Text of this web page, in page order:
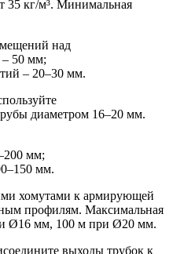
35 кг/м³. Минимальная
над
50 мм;
– 20–30 мм.
диаметром 16–20 мм.
мм;
мм.
хомутами к армирующей
профилям. Максимальная
Ø16 мм, 100 м при Ø20 мм.
выходы трубок к